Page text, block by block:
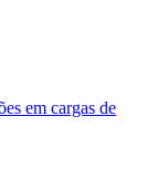
em cargas de